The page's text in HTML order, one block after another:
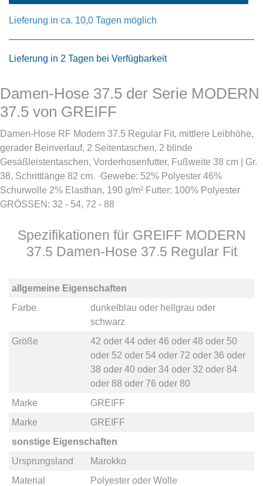
Lieferung in ca. 10,0 Tagen möglich
Lieferung in 2 Tagen bei Verfügbarkeit
Damen-Hose 37.5 der Serie MODERN
37.5 von GREIFF
Damen-Hose RF Modern 37.5 Regular Fit, mittlere Leibhöhe,
gerader Beinverlauf, 2 Seitentaschen, 2 blinde
Gesäßleistentaschen, Vorderhosenfutter, Fußweite 38 cm | Gr.
38, Schrittlänge 82 cm. ·Gewebe: 52% Polyester 46%
Schurwolle 2% Elasthan, 190 g/m² Futter: 100% Polyester
GRÖSSEN: 32 - 54, 72 - 88
Spezifikationen für GREIFF MODERN
37.5 Damen-Hose 37.5 Regular Fit
allgemeine Eigenschaften
Farbe
dunkelblau oder hellgrau oder
schwarz
Größe
42 oder 44oder 46 oder 48 oder 50
oder 52 oder 54oder 72 oder 36 oder
38 oder 40oder 34oder 32 oder 84
oder 88 oder 76 oder 80
Marke
GREIFF
Marke
GREIFF
sonstige Eigenschaften
Ursprungsland
Marokko
Material
Polyesteroder Wolle